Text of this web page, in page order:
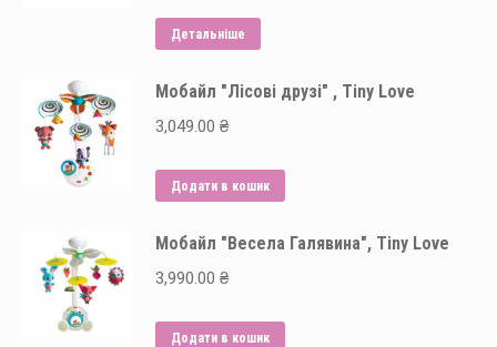
на
Детальніше
Мобайл "Лісові друзі" , Tiny Love
3,049.00 ₴
Додати в кошик
Мобайл "Весела Галявина", Tiny Love
3,990.00 ₴
Додати в кошик